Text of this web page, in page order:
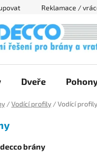
Reklamace /
Dveře
/Vodící profily /Vodící
brány